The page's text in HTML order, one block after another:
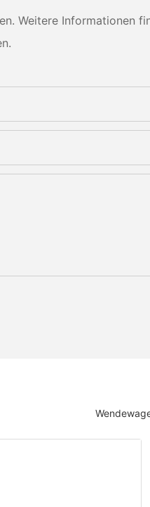
Weitere Informationen